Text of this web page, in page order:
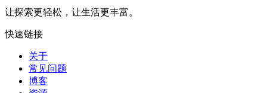
让探索更轻松，让生活更丰富。
快速链接
关于
常见问题
博客